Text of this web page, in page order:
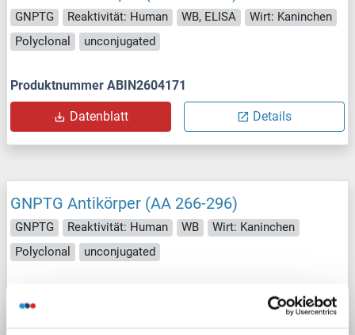
GNPTG Reaktivität: Human WB, ELISA
Wirt: Kaninchen
Polyclonal
unconjugated
Produktnummer ABIN2604171
Datenblatt Details
GNPTG Antikörper (AA 266-296)
GNPTG Reaktivität: Human WB
Wirt: Kaninchen
Polyclonal
unconjugated
Datenblatt Details